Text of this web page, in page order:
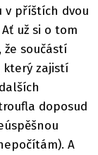
v příštích dvou
už si o tom
součástí
který zajistí
doposud
A